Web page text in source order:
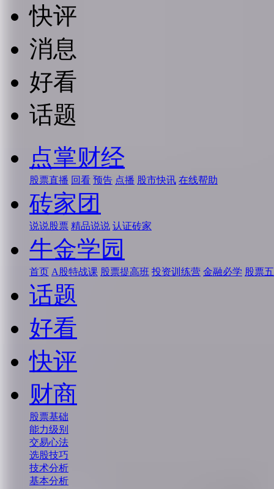
快评
消息
好看
话题
点掌财经
股票直播 回看 预告 点播 股市快讯 在线帮助
砖家团
说说股票 精品说说 认证砖家
牛金学园
首页 A股特战课 股票提高班 投资训练营 金融必学 股票
话题
好看
快评
财商
股票基础
能力级别
交易心法
选股技巧
技术分析
基本分析